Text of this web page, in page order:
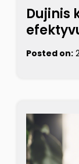
Dujinis
Posted on: